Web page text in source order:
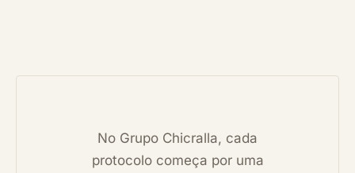
No Grupo Chicralla, cada
protocolo começa por uma